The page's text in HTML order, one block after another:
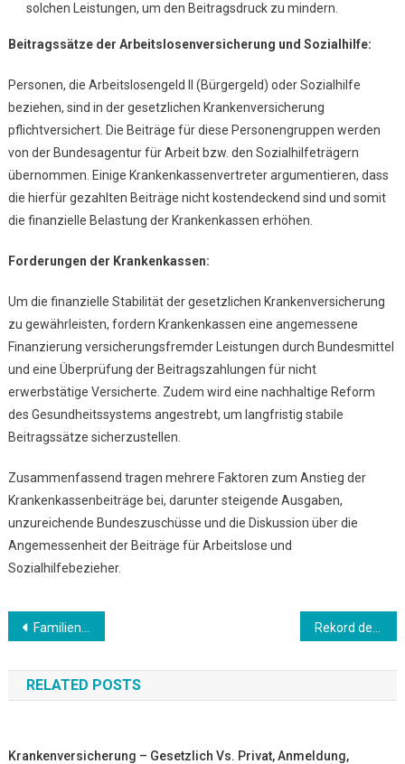
solchen Leistungen, um den Beitragsdruck zu mindern.
Beitragssätze der Arbeitslosenversicherung und Sozialhilfe:
Personen, die Arbeitslosengeld II (Bürgergeld) oder Sozialhilfe
beziehen, sind in der gesetzlichen Krankenversicherung
pflichtversichert. Die Beiträge für diese Personengruppen werden
von der Bundesagentur für Arbeit bzw. den Sozialhilfeträgern
übernommen. Einige Krankenkassenvertreter argumentieren, dass
die hierfür gezahlten Beiträge nicht kostendeckend sind und somit
die finanzielle Belastung der Krankenkassen erhöhen.
Forderungen der Krankenkassen:
Um die finanzielle Stabilität der gesetzlichen Krankenversicherung
zu gewährleisten, fordern Krankenkassen eine angemessene
Finanzierung versicherungsfremder Leistungen durch Bundesmittel
und eine Überprüfung der Beitragszahlungen für nicht
erwerbstätige Versicherte. Zudem wird eine nachhaltige Reform
des Gesundheitssystems angestrebt, um langfristig stabile
Beitragssätze sicherzustellen.
Zusammenfassend tragen mehrere Faktoren zum Anstieg der
Krankenkassenbeiträge bei, darunter steigende Ausgaben,
unzureichende Bundeszuschüsse und die Diskussion über die
Angemessenheit der Beiträge für Arbeitslose und
Sozialhilfebezieher.
Beitrags-
Navigation
Familiennachzug
RELATED POSTS
Krankenversicherung – Gesetzlich Vs. Privat, Anmeldung,